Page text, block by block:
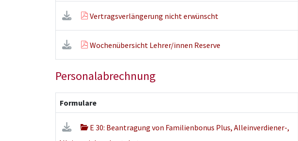
Vertragsverlängerung nicht erwünscht
Wochenübersicht Lehrer/innen Reserve
Personalabrechnung
Formulare
E 30: Beantragung von Familienbonus Plus, Alleinverdiener-,